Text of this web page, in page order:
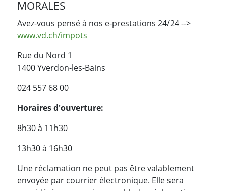
MORALES
Avez-vous pensé à nos e-prestations 24/24 -->
www.vd.ch/impots
Rue du Nord 1
1400 Yverdon-les-Bains
024 557 68 00
Horaires d'ouverture:
8h30 à 11h30
13h30 à 16h30
Une réclamation ne peut pas être valablement
envoyée par courrier électronique. Elle sera